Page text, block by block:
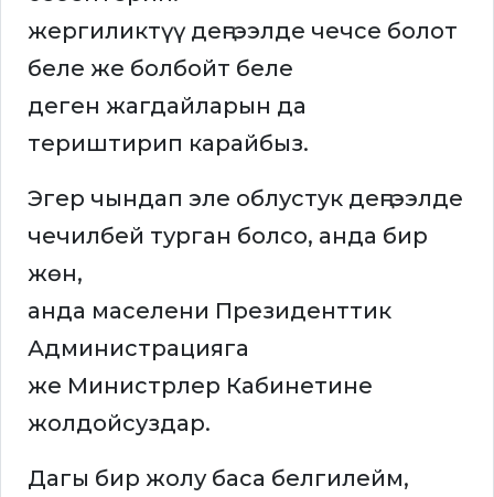
жергиликтүү деңгээлде чечсе болот
беле же болбойт беле
деген жагдайларын да
териштирип карайбыз.
Эгер чындап эле облустук деңгээлде
чечилбей турган болсо, анда бир
жөн,
анда маселени Президенттик
Администрацияга
же Министрлер Кабинетине
жолдойсуздар.
Дагы бир жолу баса белгилейм,